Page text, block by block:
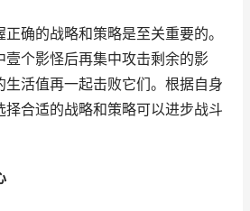
确的战略和策略是至关重要的。
壹个影怪后再集中攻击剩余的影
活值再一起击败它们。根据自身
择合适的战略和策略可以进步战斗